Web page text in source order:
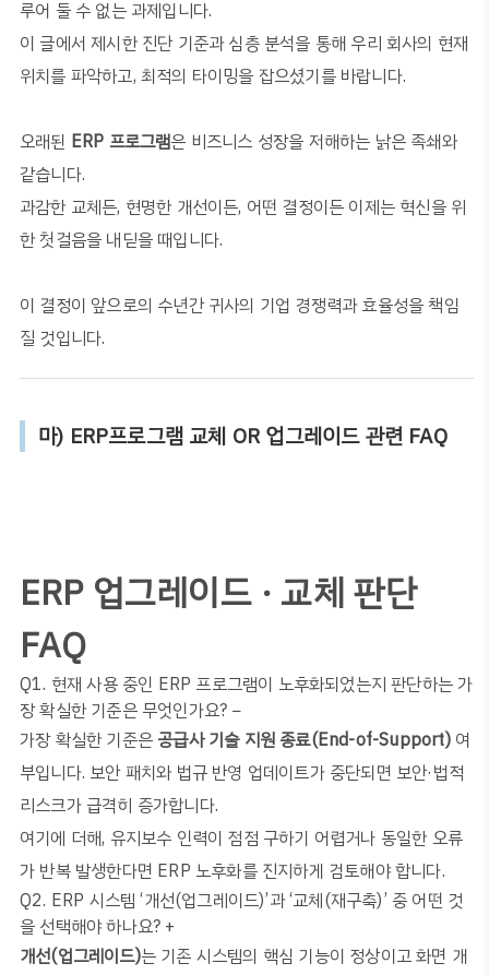
루어 둘 수 없는 과제입니다.
이 글에서 제시한 진단 기준과 심층 분석을 통해 우리 회사의 현재
위치를 파악하고,최적의 타이밍을 잡으셨기를 바랍니다.
오래된 ERP 프로그램은 비즈니스 성장을 저해하는 낡은 족쇄와
같습니다.
과감한 교체든, 현명한 개선이든, 어떤 결정이든 이제는 혁신을 위
한 첫걸음을 내딛을 때입니다.
이 결정이 앞으로의 수년간 귀사의 기업 경쟁력과 효율성을 책임
질 것입니다.
마) ERP프로그램 교체 OR 업그레이드 관련 FAQ
ERP 업그레이드 · 교체 판단
FAQ
Q1. 현재 사용 중인 ERP 프로그램이 노후화되었는지 판단하는 가
장 확실한 기준은 무엇인가요? −
가장 확실한 기준은 공급사 기술 지원 종료(End-of-Support)여
부입니다. 보안 패치와 법규 반영 업데이트가 중단되면 보안·법적
리스크가 급격히 증가합니다.
여기에 더해, 유지보수 인력이 점점 구하기 어렵거나 동일한 오류
가 반복 발생한다면 ERP 노후화를 진지하게 검토해야 합니다.
Q2. ERP 시스템 ‘개선(업그레이드)’과 ‘교체(재구축)’ 중 어떤 것
을 선택해야 하나요? +
개선(업그레이드)는 기존 시스템의 핵심 기능이 정상이고 화면 개